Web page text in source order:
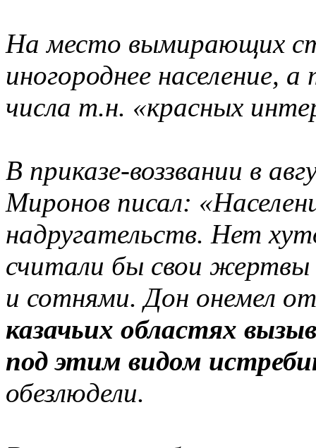
На место вымирающих
иногороднее население,
числа т.н. «красных
В приказе-воззвании в
Миронов писал:
надругательств. Нет
считали бы свои жертвы
и сотнями. Дон онемел
казачьих областях
под этим видом
обезлюдели.